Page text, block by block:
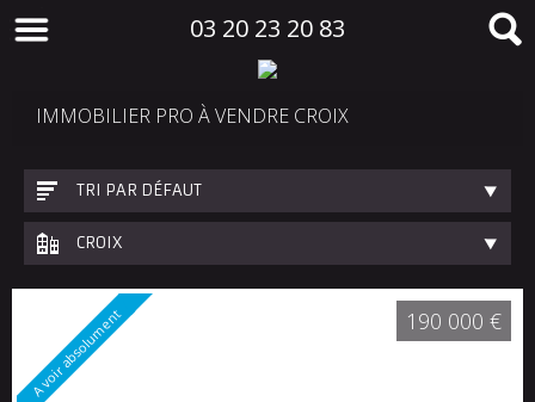
03 20 23 20 83
IMMOBILIER PRO À VENDRE CROIX
TRI PAR DÉFAUT
CROIX
A voir absolument 190 000 €